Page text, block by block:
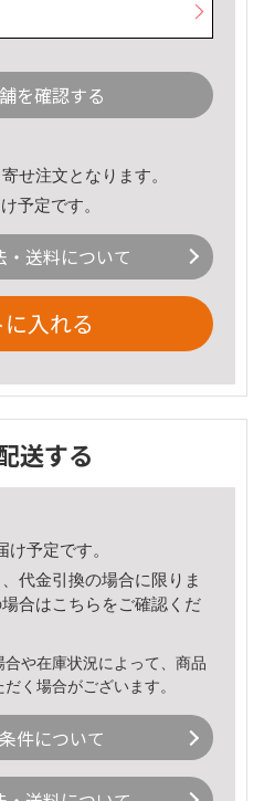
を確認する
せ注文となります。
予定です。
・送料について
入れる
送する
け予定です。
代金引換の場合に限りま
合はこちら をご確認くだ
や在庫状況によって、商品
く場合がございます。
件について